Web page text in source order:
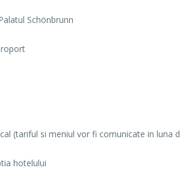
Schönbrunn
(tariful si meniul vor fi comunicate in luna
hotelului